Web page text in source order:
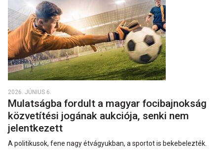
2026. JÚNIUS 6.
Mulatságba fordult a magyar focibajnokság
közvetítési jogának aukciója, senki nem
jelentkezett
A politikusok, fene nagy étvágyukban, a sportot is bekebelezték.